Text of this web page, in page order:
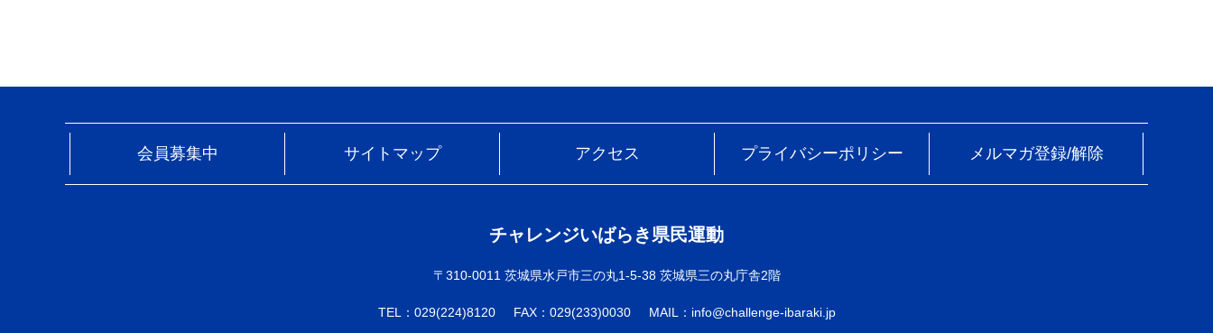
会員募集中 サイトマップ アクセス プライバシーポリシー メルマガ登録/解除
チャレンジいばらき県民運動
〒310-0011 茨城県水戸市三の丸1-5-38 茨城県三の丸庁舎2階
TEL：029(224)8120 FAX：029(233)0030 MAIL：info@challenge-ibaraki.jp